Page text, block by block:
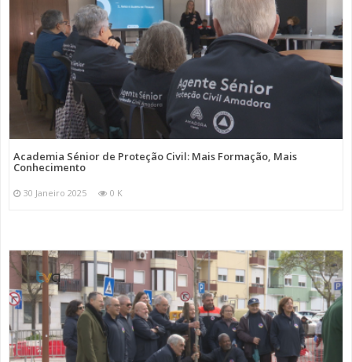
Academia Sénior de Proteção Civil: Mais Formação, Mais
Conhecimento
30 Janeiro 2025 0 K